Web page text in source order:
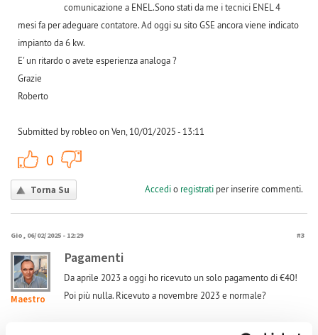
comunicazione a ENEL.Sono stati da me i tecnici ENEL 4
mesi fa per adeguare contatore. Ad oggi su sito GSE ancora viene indicato
impianto da 6 kw.
E' un ritardo o avete esperienza analoga ?
Grazie
Roberto
Submitted by robleo on Ven, 10/01/2025 - 13:11
0
Torna Su Accedio registratiper inserire commenti.
Gio, 06/02/2025 - 12:29 #3
Maestro
Pagamenti
Da aprile 2023 a oggi ho ricevuto un solo pagamento di €40!
Poi più nulla. Ricevuto a novembre 2023 e normale?